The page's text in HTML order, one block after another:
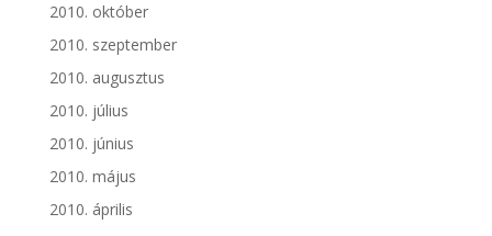
2010. október
2010. szeptember
2010. augusztus
2010. július
2010. június
2010. május
2010. április